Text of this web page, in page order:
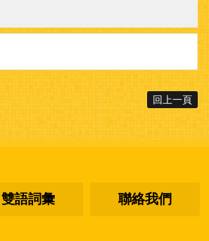
回上一頁
雙語詞彙 聯絡我們